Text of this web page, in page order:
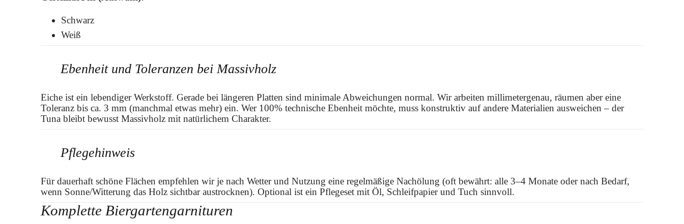
Schwarz
Weiß
Ebenheit und Toleranzen bei Massivholz
Eiche ist ein lebendiger Werkstoff. Gerade bei längeren Platten sind minimale Abweichungen normal. Wir arbeiten millimetergenau, räumen aber eine
Toleranz bis ca. 3 mm (manchmal etwas mehr) ein. Wer 100% technische Ebenheit möchte, muss konstruktiv auf andere Materialien ausweichen – der
Tuna bleibt bewusst Massivholz mit natürlichem Charakter.
Pflegehinweis
Für dauerhaft schöne Flächen empfehlen wir je nach Wetter und Nutzung eine regelmäßige Nachölung (oft bewährt: alle 3–4 Monate oder nach Bedarf,
wenn Sonne/Witterung das Holz sichtbar austrocknen). Optional ist ein Pflegeset mit Öl, Schleifpapier und Tuch sinnvoll.
Komplette Biergartengarnituren